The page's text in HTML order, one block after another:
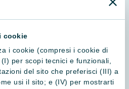
cookie
i cookie (compresi i cookie di
per scopi tecnici e funzionali,
del sito che preferisci (III) a
usi il sito; e (IV) per mostrarti